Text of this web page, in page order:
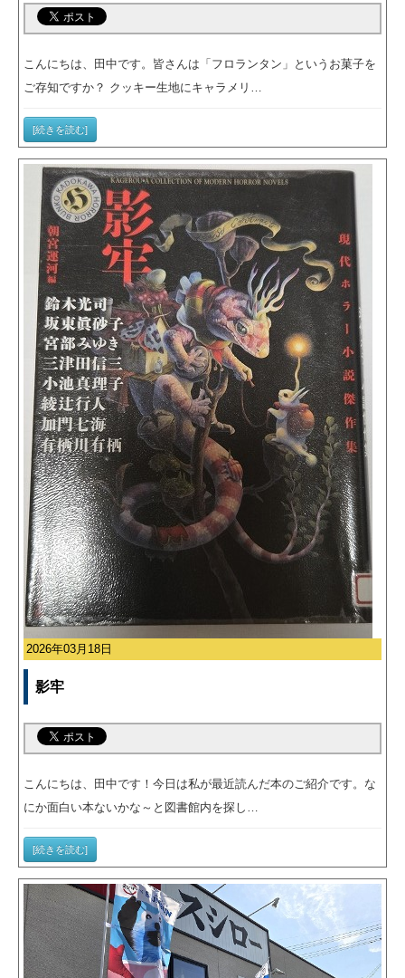
こんにちは、田中です。皆さんは「フロランタン」というお菓子を
ご存知ですか？ クッキー生地にキャラメリ…
[続きを読む]
2026年03月18日
影牢
こんにちは、田中です！今日は私が最近読んだ本のご紹介です。な
にか面白い本ないかな～と図書館内を探し…
[続きを読む]